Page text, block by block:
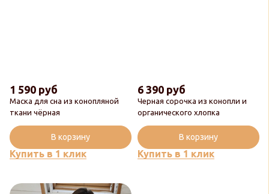
Маска для сна из конопляной
ткани чёрная
1 590 руб
Купить в 1 клик
В корзину
Черная сорочка из конопли и
органического хлопка
6 390 руб
Купить в 1 клик
В корзину